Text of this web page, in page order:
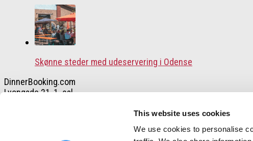
This website uses cookies
We use cookies to personalise
Skønne steder med udeservering i Odense
DinnerBooking.com
Lyongade 21, 1. sal